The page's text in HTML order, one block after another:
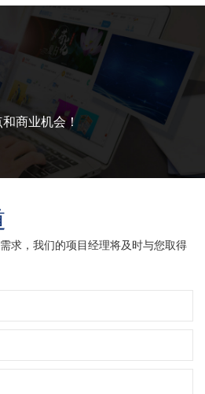
商业机会！
求，我们的项目经理将及时与您取得